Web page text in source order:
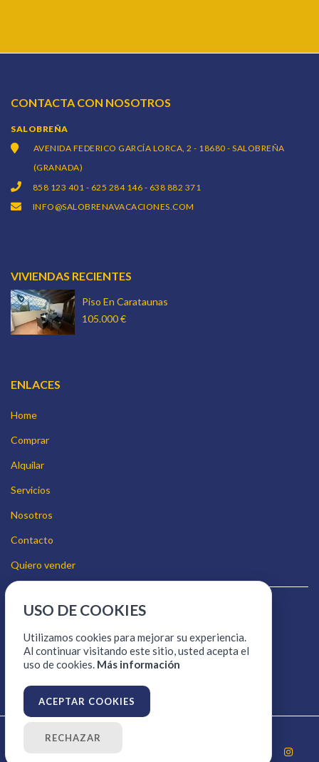
CONTACTA CON NOSOTROS
SALOBREÑA
AVENIDA FEDERICO GARCÍA LORCA, 2 - 18680 - SALOBREÑA
(GRANADA)
858 123 401 - 625 284 146 - 638 882 371
INFO@SALOBRENAVACACIONES.COM
VIVIENDAS RECIENTES
Piso En Carataunas
105.000 €
ENLACES
Home
Comprar
Alquilar
Servicios
Nosotros
Contacto
Quiero vender
Aviso legal
Política de cookies
Política de protección de datos
© 2026Salobreña Vacaciones
USO DE COOKIES
Utilizamos cookies para mejorar su experiencia.
Al continuar visitando este sitio, usted acepta el
uso de cookies. Más información
ACEPTAR COOKIES
RECHAZAR